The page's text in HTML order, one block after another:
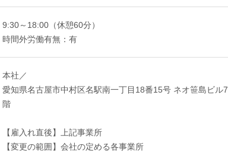
9:30～18:00（休憩60分）
時間外労働有無：有
本社／
愛知県名古屋市中村区名駅南一丁目18番15号 ネオ笹島ビル7
階
【雇入れ直後】上記事業所
【変更の範囲】会社の定める各事業所